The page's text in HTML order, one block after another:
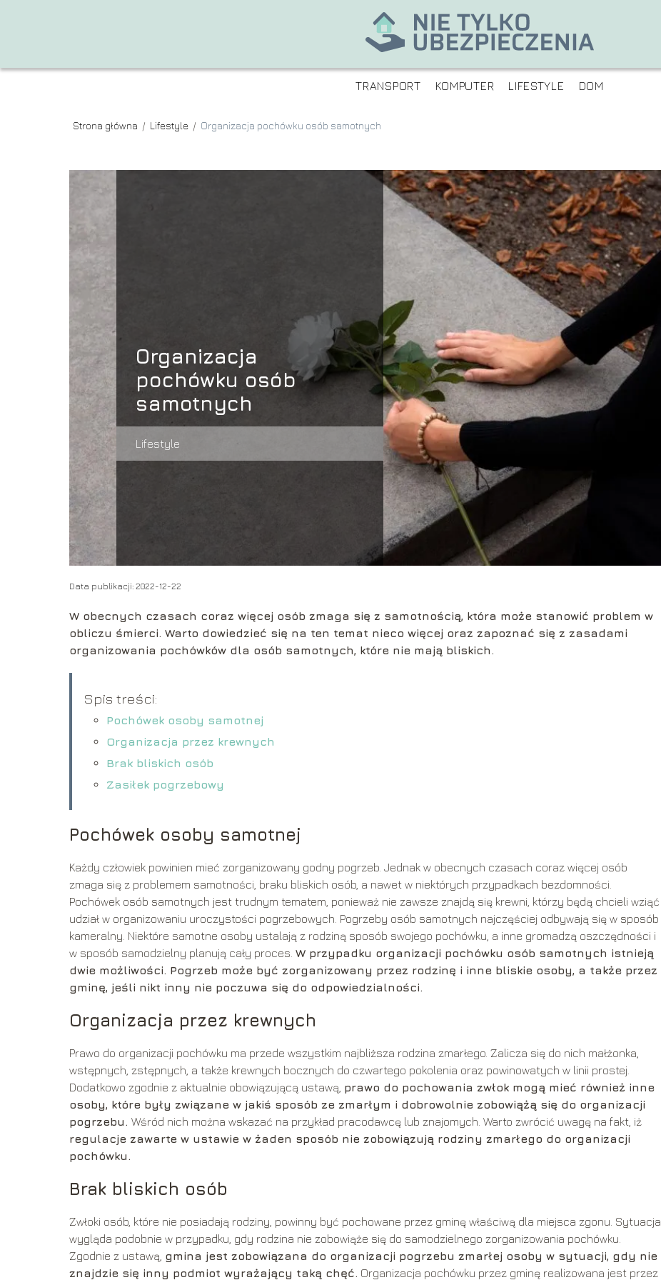
TRANSPORT KOMPUTER LIFESTYLE DOM
Strona główna / Lifestyle / Organizacja pochówku osób samotnych
Organizacja
pochówku osób
samotnych
Lifestyle
Data publikacji: 2022-12-22
W obecnych czasach coraz więcej osób zmaga się z samotnością, która może stanowić problem w
obliczu śmierci. Warto dowiedzieć się na ten temat nieco więcej oraz zapoznać się z zasadami
organizowania pochówków dla osób samotnych, które nie mają bliskich.
Spis treści:
Pochówek osoby samotnej
Organizacja przez krewnych
Brak bliskich osób
Zasiłek pogrzebowy
Pochówek osoby samotnej
Każdy człowiek powinien mieć zorganizowany godny pogrzeb. Jednak w obecnych czasach coraz więcej osób
zmaga się z problemem samotności, braku bliskich osób, a nawet w niektórych przypadkach bezdomności.
Pochówek osób samotnych jest trudnym tematem, ponieważ nie zawsze znajdą się krewni, którzy będą chcieli wziąć
udział w organizowaniu uroczystości pogrzebowych. Pogrzeby osób samotnych najczęściej odbywają się w sposób
kameralny. Niektóre samotne osoby ustalają z rodziną sposób swojego pochówku, a inne gromadzą oszczędności i
w sposób samodzielny planują cały proces. W przypadku organizacji pochówku osób samotnych istnieją
dwie możliwości. Pogrzeb może być zorganizowany przez rodzinę i inne bliskie osoby, a także przez
gminę, jeśli nikt inny nie poczuwa się do odpowiedzialności.
Organizacja przez krewnych
Prawo do organizacji pochówku ma przede wszystkim najbliższa rodzina zmarłego. Zalicza się do nich małżonka,
wstępnych, zstępnych, a także krewnych bocznych do czwartego pokolenia oraz powinowatych w linii prostej.
Dodatkowo zgodnie z aktualnie obowiązującą ustawą, prawo do pochowania zwłok mogą mieć również inne
osoby, które były związane w jakiś sposób ze zmarłym i dobrowolnie zobowiążą się do organizacji
pogrzebu. Wśród nich można wskazać na przykład pracodawcę lub znajomych. Warto zwrócić uwagę na fakt, iż
regulacje zawarte w ustawie w żaden sposób nie zobowiązują rodziny zmarłego do organizacji
pochówku.
Brak bliskich osób
Zwłoki osób, które nie posiadają rodziny, powinny być pochowane przez gminę właściwą dla miejsca zgonu. Sytuacja
wygląda podobnie w przypadku, gdy rodzina nie zobowiąże się do samodzielnego zorganizowania pochówku.
Zgodnie z ustawą, gmina jest zobowiązana do organizacji pogrzebu zmarłej osoby w sytuacji, gdy nie
znajdzie się inny podmiot wyrażający taką chęć. Organizacja pochówku przez gminę realizowana jest przez